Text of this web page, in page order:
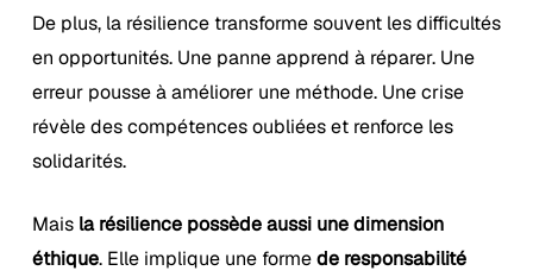
De plus, la résilience transforme souvent les difficultés
en opportunités. Une panne apprend à réparer. Une
erreur pousse à améliorer une méthode. Une crise
révèle des compétences oubliées et renforce les
solidarités.
Mais la résilience possède aussi une dimension
éthique. Elle implique une formede responsabilité